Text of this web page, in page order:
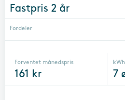
Fastpris 2 år
Fordeler
Forventet månedspris
161 kr 7